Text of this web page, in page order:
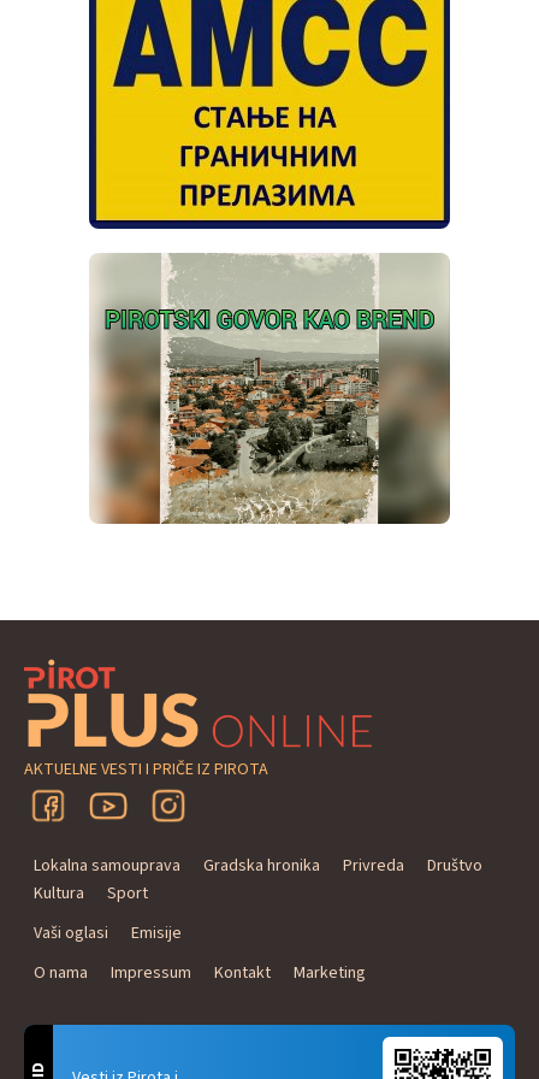
AKTUELNE VESTI I PRIČE IZ PIROTA
Lokalna samouprava Gradska hronika Privreda
Društvo
Kultura
Sport
Vaši oglasi
Emisije
O nama
Impressum Kontakt Marketing